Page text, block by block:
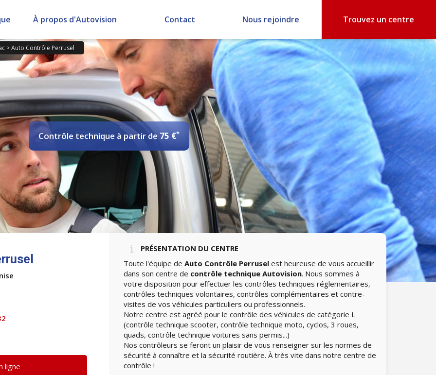
À propos d'Autovision Contact Nous rejoindre Trouvez un centre
>Auto Contrôle Perrusel
Contrôle technique à partir de75 €*
ligne
PRÉSENTATION DU CENTRE
Toute l'équipe de Auto Contrôle Perrusel est heureuse de vous accueillir
dans son centre de contrôle technique Autovision. Nous sommes à
votre disposition pour effectuer les contrôles techniques réglementaires,
contrôles techniques volontaires, contrôles complémentaires et contre-
visites de vos véhicules particuliers ou professionnels.
Notre centre est agréé pour le contrôle des véhicules de catégorie L
(contrôle technique scooter, contrôle technique moto, cyclos, 3 roues,
quads, contrôle technique voitures sans permis...)
Nos contrôleurs se feront un plaisir de vous renseigner sur les normes de
sécurité à connaître et la sécurité routière. À très vite dans notre centre de
contrôle !